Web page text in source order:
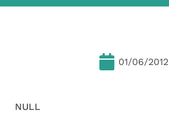
01/06/2012
NULL